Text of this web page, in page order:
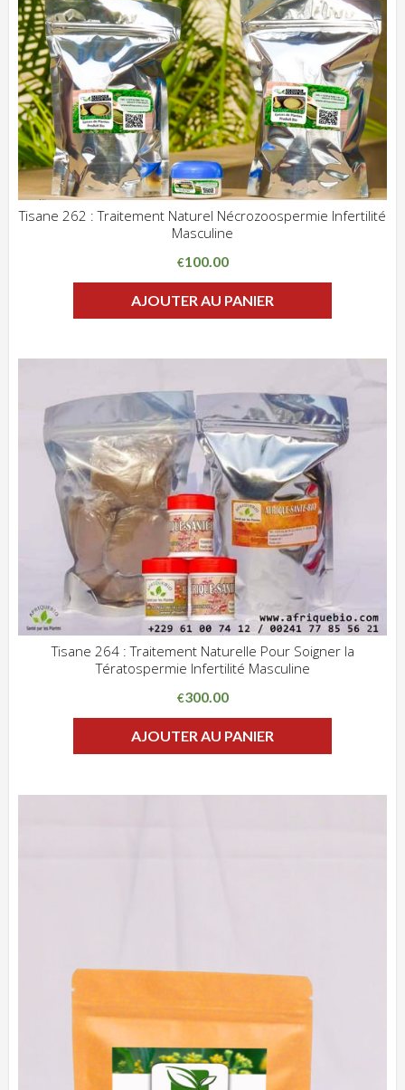
Tisane 262 : Traitement Naturel Nécrozoospermie Infertilité
Masculine
€100.00
AJOUTER AU PANIER
CLIQUEZ POUR VOIR
ADD WISHLIST
Tisane 264 : Traitement Naturelle Pour Soigner la
Tératospermie Infertilité Masculine
€300.00
AJOUTER AU PANIER